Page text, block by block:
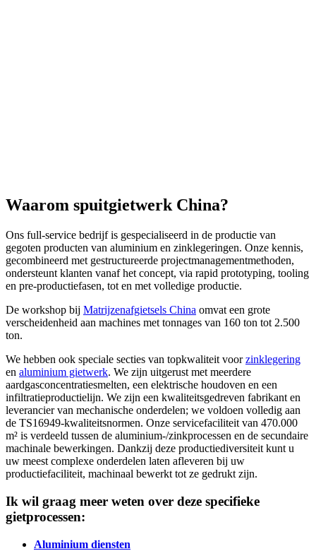
Waarom spuitgietwerk China?
Ons full-service bedrijf is gespecialiseerd in de productie van
gegoten producten van aluminium en zinklegeringen. Onze kennis,
gecombineerd met gestructureerde projectmanagementmethoden,
ondersteunt klanten vanaf het concept, via rapid prototyping, tooling
en pre-productiefasen, tot en met volledige productie.
De workshop bij Matrijzenafgietsels China omvat een grote
verscheidenheid aan machines met tonnages van 160 ton tot 2.500
ton.
We hebben ook speciale secties van topkwaliteit voorzinklegering
en aluminium gietwerk. We zijn uitgerust met meerdere
aardgasconcentratiesmelten, een elektrische houdoven en een
infiltratieproductielijn. We zijn een kwaliteitsgedreven fabrikant en
leverancier van mechanische onderdelen; we voldoen volledig aan
de TS16949-kwaliteitsnormen. Onze servicefaciliteit van 470.000
m² is verdeeld tussen de aluminium-/zinkprocessen en de secundaire
machinale bewerkingen. Dankzij deze productiediversiteit kunt u
uw meest complexe onderdelen laten afleveren bij uw
productiefaciliteit, machinaal bewerkt tot ze gedrukt zijn.
Ik wil graag meer weten over deze specifieke
gietprocessen:
Aluminium diensten